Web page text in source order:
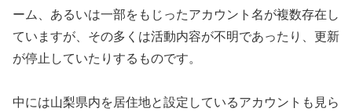
ーム、あるいは一部をもじったアカウント名が複数存在し
ていますが、その多くは活動内容が不明であったり、更新
が停止していたりするものです。
中には山梨県内を居住地と設定しているアカウントも見ら